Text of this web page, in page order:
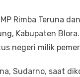
Rimba Teruna
Kabupaten
negeri milik
Sudarno, saat